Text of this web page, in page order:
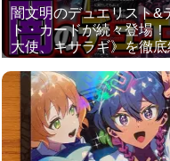
闇文明のデュエリスト&
ト・カードが続々登場
大使、キサラギ》を徹